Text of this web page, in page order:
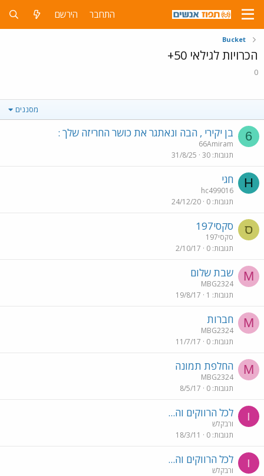
התחבר הירשם
Bucket
הכרויות לגילאי 50+
0
מסננים
6 בן יקירי , הבה ונאתגר את כושר החריזה שלך :
66Amiram
תגובות 30
31/8/25
H חגי
hc499016
תגובות 0
24/12/20
ס סקסי197
סקסי197
תגובות 0
2/10/17
M שבת שלום
MBG2324
תגובות 1
19/8/17
M חברות
MBG2324
תגובות 0
11/7/17
M החלפת תמונה
MBG2324
תגובות 0
8/5/17
ו לכל הרווקים וה...
ורבקלש
תגובות 0
18/3/11
ו לכל הרווקים וה...
ורבקלש